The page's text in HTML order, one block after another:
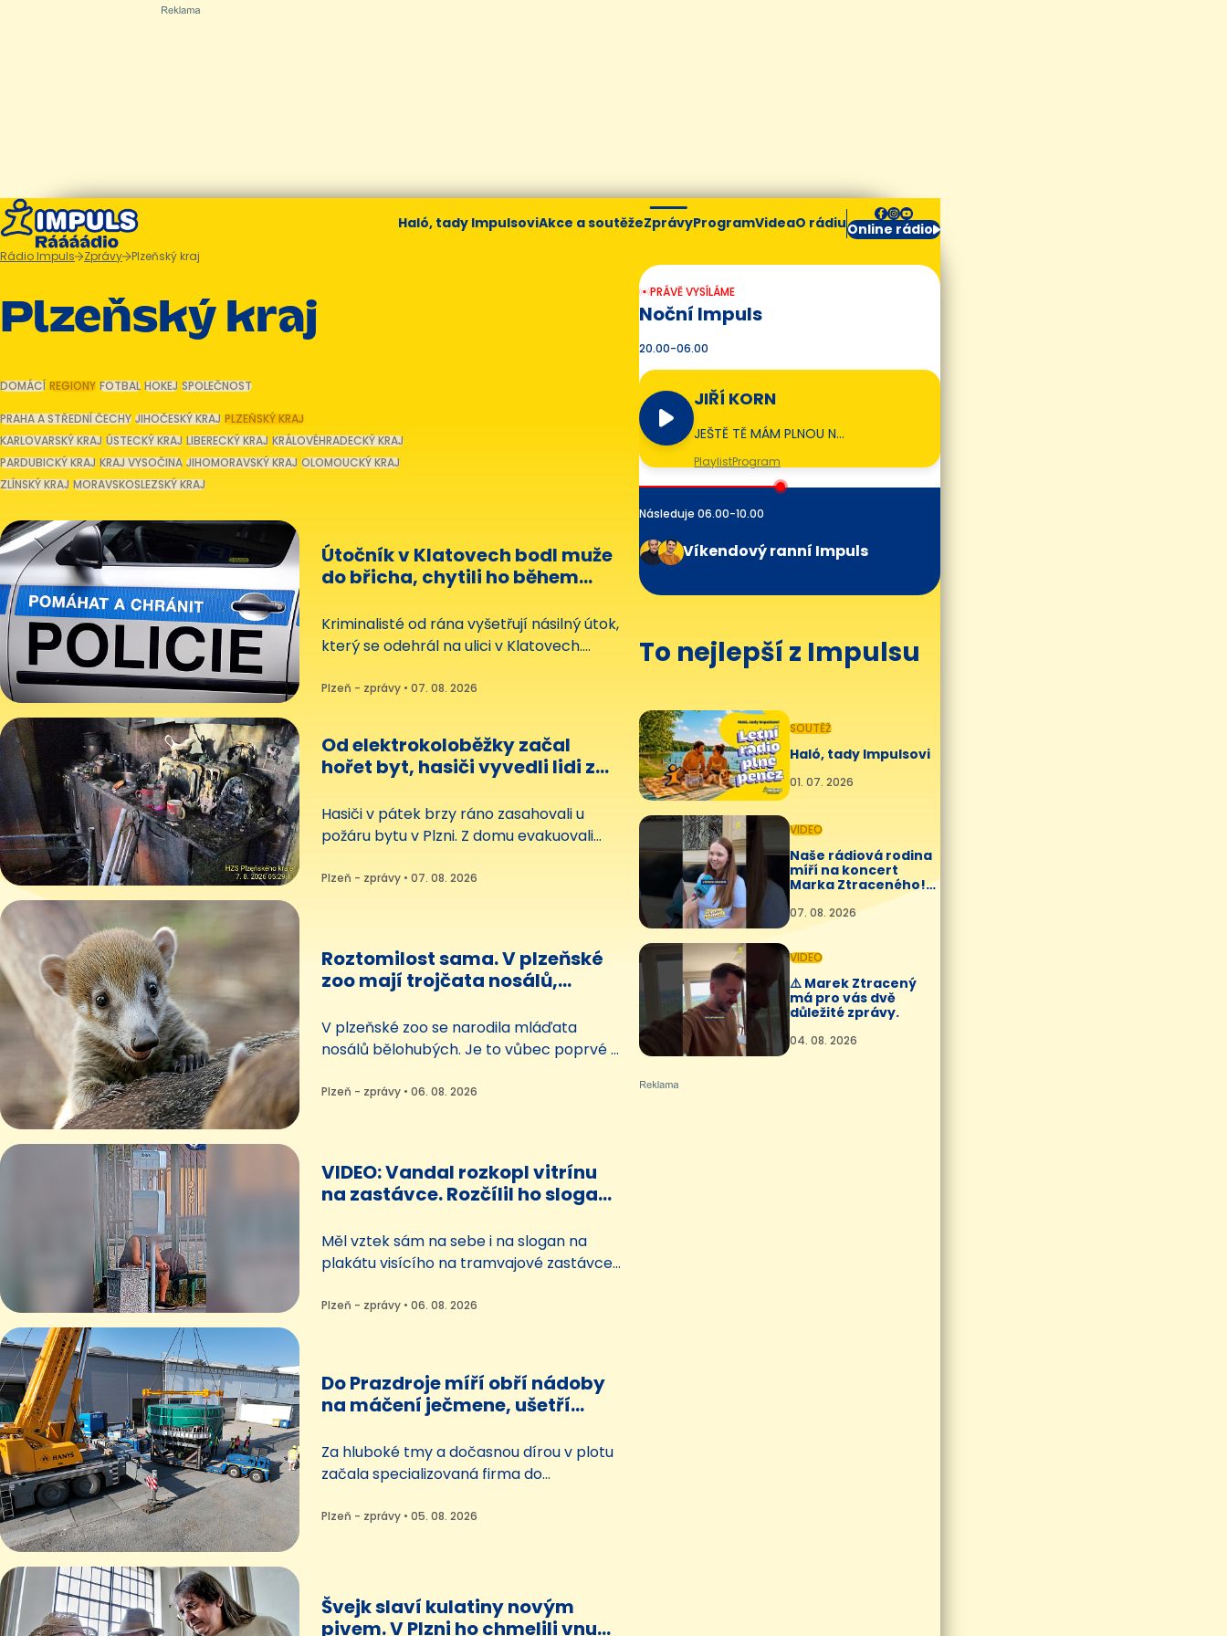
Haló, tady ImpulsoviAkce a soutěžeZprávyProgramVideaO rádiuOnline rádio
Rádio Impuls Zprávy Plzeňský kraj
Plzeňský kraj
DOMÁCÍ REGIONY FOTBAL HOKEJ SPOLEČNOST
PRAHA A STŘEDNÍ ČECHY JIHOČESKÝ KRAJ PLZEŇSKÝ KRAJ
KARLOVARSKÝ KRAJ ÚSTECKÝ KRAJ LIBERECKÝ KRAJ KRÁLOVÉHRADECKÝ KRAJ
PARDUBICKÝ KRAJ KRAJ VYSOČINA JIHOMORAVSKÝ KRAJ OLOMOUCKÝ KRAJ
ZLÍNSKÝ KRAJ MORAVSKOSLEZSKÝ KRAJ
Útočník v Klatovech bodl muže
do břicha, chytili ho během
Kriminalisté od rána vyšetřují násilný útok,
který se odehrál na ulici v Klatovech.
mladšího muže. Ten skončil vážně
Plzeň - zprávy • 07. 08. 2026
Od elektrokoloběžky začal
hořet byt, hasiči vyvedli lidi z
Hasiči v pátek brzy ráno zasahovali u
požáru bytu v Plzni. Z domu evakuovali
vyváděcích masek. Plameny napáchaly
Plzeň - zprávy • 07. 08. 2026
Roztomilost sama. V plzeňské
zoo mají trojčata nosálů,
V plzeňské zoo se narodila mláďata
nosálů bělohubých. Je to vůbec poprvé v
trojčata. Ošetřovatelé zatím nevědí, zda
Plzeň - zprávy • 06. 08. 2026
VIDEO: Vandal rozkopl vitrínu
na zastávce. Rozčílil ho slogan
Měl vztek sám na sebe i na slogan na
plakátu visícího na tramvajové zastávce
Pak se čtyřicetiletý muž sebral a odjel
vandala si totiž všiml projíždějící řidič a
jeho počínání…
Plzeň - zprávy • 06. 08. 2026
Do Prazdroje míří obří nádoby
na máčení ječmene, ušetří
Za hluboké tmy a dočasnou dírou v plotu
začala specializovaná firma do
nádoby na máčení ječmene, takzvané
kapacity máčírny a výrazné úspory vody.
Plzeň - zprávy • 05. 08. 2026
Švejk slaví kulatiny novým
pivem. V Plzni ho chmelili vnuci
PRÁVĚ VYSÍLÁME
Noční Impuls
20.00-06.00
JIŘÍ KORN
JEŠTĚ TĚ MÁM PLNOU N…
PlaylistProgram
Následuje 06.00-10.00
Víkendový ranní Impuls
To nejlepší z Impulsu
SOUTĚŽ
Haló, tady Impulsovi
01. 07. 2026
VIDEO
Naše rádiová rodina
míří na koncert
Marka Ztraceného!
07. 08. 2026
VIDEO
⚠️ Marek Ztracený
má pro vás dvě
důležité zprávy.
04. 08. 2026